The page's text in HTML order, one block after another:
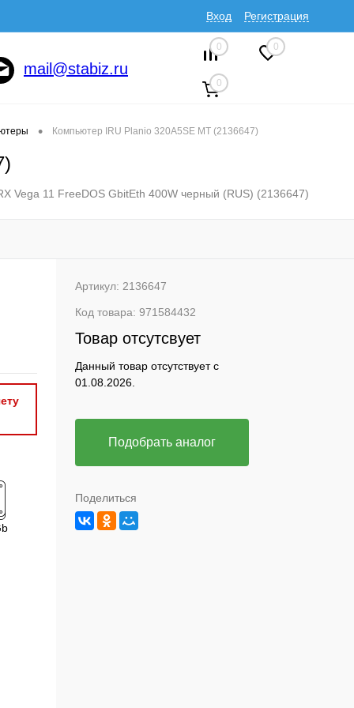
Вход Регистрация
mail@stabiz.ru
0 0
0
• Компьютер IRU Planio 320A5SE MT (2136647)
Vega 11 FreeDOS GbitEth 400W черный (RUS) (2136647)
Артикул: 2136647
Код товара: 971584432
Товар отсутсвует
Данный товар отсутствует с
01.08.2026.
Подобрать аналог
Поделиться